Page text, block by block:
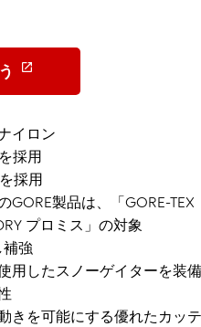
イロン
採用
採用
GORE製品は、「GORE-TEX
プロミス」の対象
補強
用したスノーゲイターを装備
きを可能にする優れたカッ